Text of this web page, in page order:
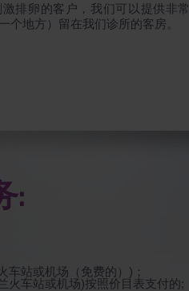
排卵的客户，我们可以提供非常
个地方）留在我们诊所的客房。
:
车站或机场（免费的）)；
火车站或机场)按照价目表支付的;